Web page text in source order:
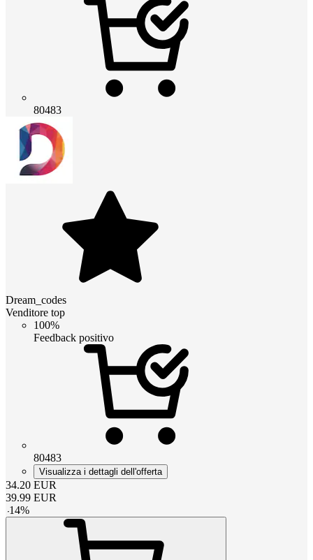
80483
Dream_codes
Venditore top
100%
Feedback positivo
80483
Visualizza i dettagli dell'offerta
34.20 EUR
39.99 EUR
-14%